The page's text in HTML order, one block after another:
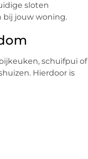
sloten
bij jouw woning.
schuifpui of
Hierdoor is